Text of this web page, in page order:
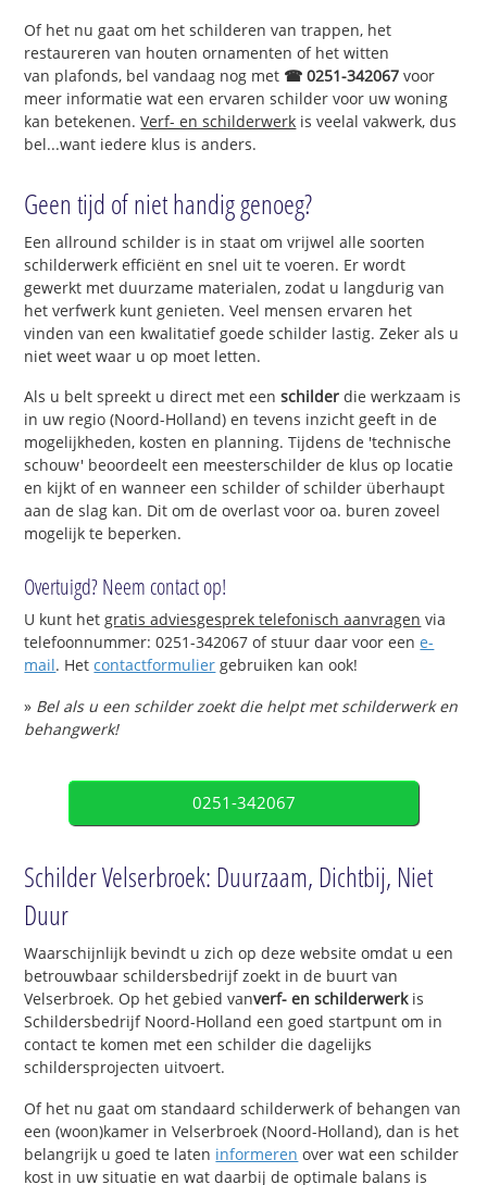
Of het nu gaat om het schilderen van trappen, het
restaureren van houten ornamenten of het witten
van plafonds, bel vandaag nog met ☎ 0251-342067 voor
meer informatie wat een ervaren schilder voor uw woning
kan betekenen.Verf- en schilderwerk is veelal vakwerk, dus
bel...want iedere klus is anders.
Geen tijd of niet handig genoeg?
Een allround schilder is in staat om vrijwel alle soorten
schilderwerk efficiënt en snel uit te voeren. Er wordt
gewerkt met duurzame materialen, zodat u langdurig van
het verfwerk kunt genieten. Veel mensen ervaren het
vinden van een kwalitatief goede schilder lastig. Zeker als u
niet weet waar u op moet letten.
Als u belt spreekt u direct met eenschilder die werkzaam is
in uw regio (Noord-Holland) en tevens inzicht geeft in de
mogelijkheden, kosten en planning. Tijdens de 'technische
schouw' beoordeelt een meesterschilder de klus op locatie
en kijkt of en wanneer een schilder of schilder überhaupt
aan de slag kan. Dit om de overlast voor oa. buren zoveel
mogelijk te beperken.
Overtuigd? Neem contact op!
U kunt hetgratis adviesgesprek telefonisch aanvragen via
telefoonnummer: 0251-342067 of stuur daar voor eene-
mail. Hetcontactformulier gebruiken kan ook!
» Bel als u een schilder zoekt die helpt met schilderwerk en
behangwerk!
0251-342067
Schilder Velserbroek: Duurzaam, Dichtbij, Niet
Duur
Waarschijnlijk bevindt u zich op deze website omdat u een
betrouwbaar schildersbedrijf zoekt in de buurt van
Velserbroek. Op het gebied vanverf- en schilderwerkis
Schildersbedrijf Noord-Holland een goed startpunt om in
contact te komen met een schilder die dagelijks
schildersprojecten uitvoert.
Of het nu gaat om standaard schilderwerk of behangen van
een (woon)kamer in Velserbroek (Noord-Holland), dan is het
belangrijk u goed te laten informeren over wat een schilder
kost in uw situatie en wat daarbij de optimale balans is